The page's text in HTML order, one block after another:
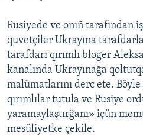
Rusiyede ve onıñ tarafından
quvetçiler Ukrayına
tarafdarı qırımlı bloger
kanalında Ukrayınağa
malümatlarını derc ete.
qırımlılar tutula ve Rusiye
yaramaylaştırğanı» içün
mesüliyetke çekile.